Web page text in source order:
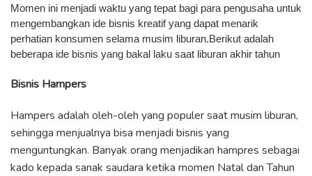
Momen ini menjadi waktu yang tepat bagi para pengusaha untuk
mengembangkan ide bisnis kreatif yang dapat menarik
perhatian konsumen selama musim liburan.Berikut adalah
beberapa ide bisnis yang bakal laku saat liburan akhir tahun
Bisnis Hampers
Hampers adalah oleh-oleh yang populer saat musim liburan,
sehingga menjualnya bisa menjadi bisnis yang
menguntungkan. Banyak orang menjadikan hampres sebagai
kado kepada sanak saudara ketika momen Natal dan Tahun